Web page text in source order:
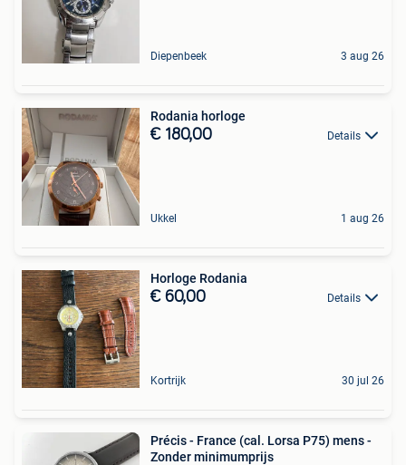
Diepenbeek 3 aug 26
Rodania horloge
€ 180,00 Details
Ukkel 1 aug 26
Horloge Rodania
€ 60,00 Details
Kortrijk 30 jul 26
Précis - France (cal. Lorsa P75) mens -
Zonder minimumprijs